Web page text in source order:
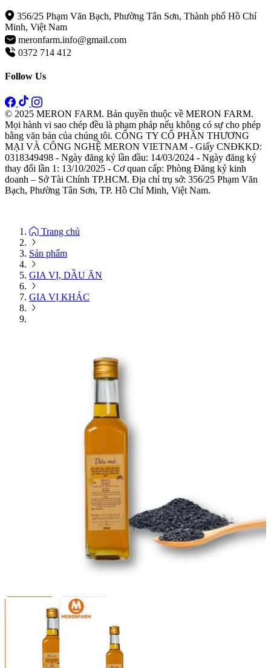
356/25 Phạm Văn Bạch, Phường Tân Sơn, Thành phố Hồ Chí
Minh, Việt Nam
meronfarm.info@gmail.com
0372 714 412
Follow Us
© 2025 MERON FARM. Bản quyền thuộc về MERON FARM.
Mọi hành vi sao chép đều là phạm pháp nếu không có sự cho phép
bằng văn bản của chúng tôi. CÔNG TY CỔ PHẦN THƯƠNG
MẠI VÀ CÔNG NGHỆ MERON VIETNAM - Giấy CNĐKKD:
0318349498 - Ngày đăng ký lần đầu: 14/03/2024 - Ngày đăng ký
thay đổi lần 1: 13/10/2025 - Cơ quan cấp: Phòng Đăng ký kinh
doanh – Sở Tài Chính TP.HCM. Địa chỉ trụ sở: 356/25 Phạm Văn
Bạch, Phường Tân Sơn, TP. Hồ Chí Minh, Việt Nam.
Trang chủ
Sản phẩm
GIA VỊ, DẦU ĂN
GIA VỊ KHÁC